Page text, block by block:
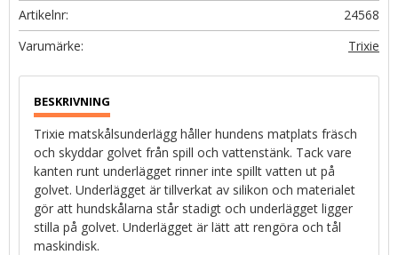
Artikelnr
24568
Trixie
Trixie matskålsunderlägg håller hundens matplats fräsch
och skyddar golvet från spill och vattenstänk. Tack vare
kanten runt underlägget rinner inte spillt vatten ut på
golvet. Underlägget är tillverkat av silikon och materialet
gör att hundskålarna står stadigt och underlägget ligger
stilla på golvet. Underlägget är lätt att rengöra och tål
maskindisk.